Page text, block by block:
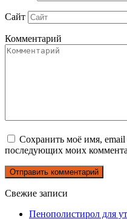
Сайт
Комментарий
Сохранить моё имя, email
последующих моих
Свежие записи
Пенополистирол для